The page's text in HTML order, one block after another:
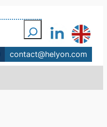
contact@helyon.com